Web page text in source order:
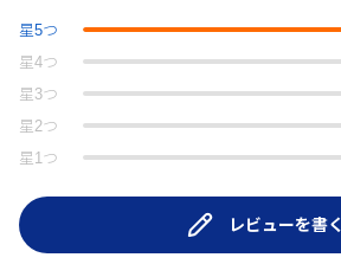
星5つ
星4つ
星 3つ
星 2つ
星 1つ
レビューを書く